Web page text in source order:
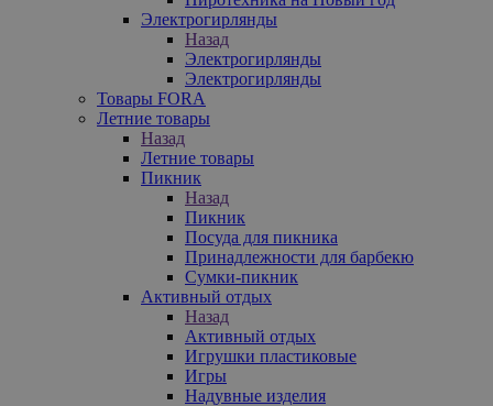
Электрогирлянды
Назад
Электрогирлянды
Электрогирлянды
Товары FORA
Летние товары
Назад
Летние товары
Пикник
Назад
Пикник
Посуда для пикника
Принадлежности для барбекю
Сумки-пикник
Активный отдых
Назад
Активный отдых
Игрушки пластиковые
Игры
Надувные изделия